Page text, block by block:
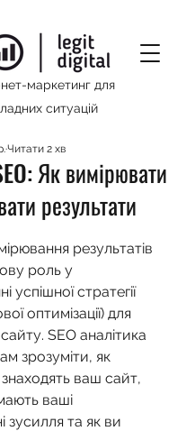
маркетинг для
ситуацій
Як вимірювати
результати
Читати 2 хв
з 5 зірок.
результатів
роль у
успішної стратегії
оптимізації) для
SEO аналітика
зрозуміти, як
ваш сайт,
ваші
зусилля та як ви